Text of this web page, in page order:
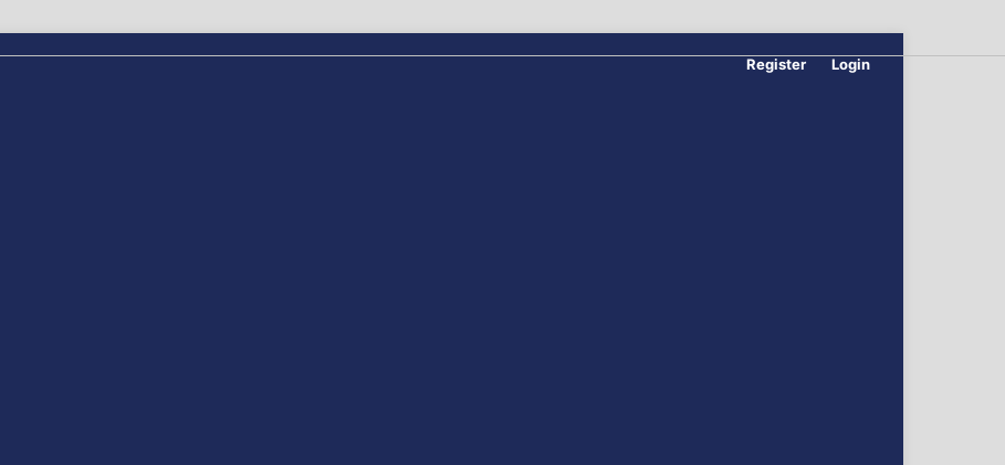
Register Login